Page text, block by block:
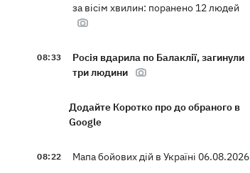
за вісім хвилин: поранено 12 людей
08:33
Росія вдарила по Балаклії, загинули
три людини
Додайте Коротко про до обраного в
Google
08:22 Мапа бойових дій в Україні 06.08.2026